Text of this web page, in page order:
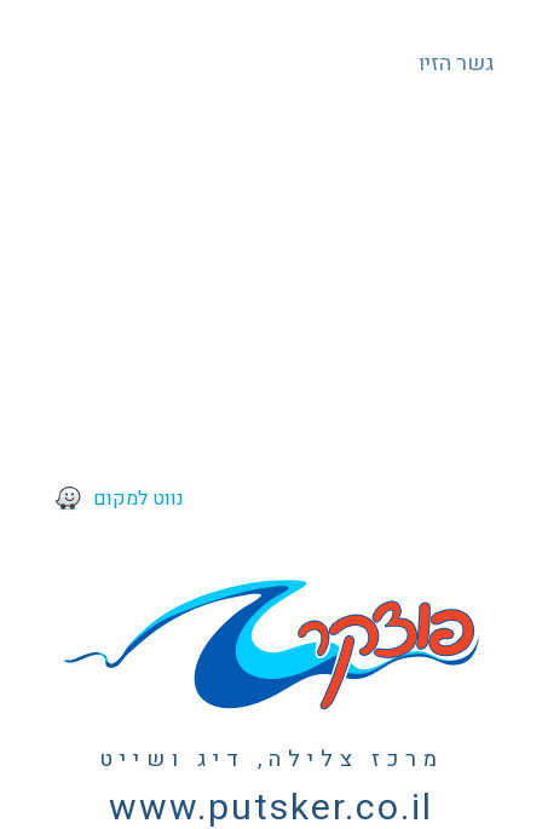
גשר הזיו
נווט למקום
מרכז צלילה, דיג ושייט
www.putsker.co.il